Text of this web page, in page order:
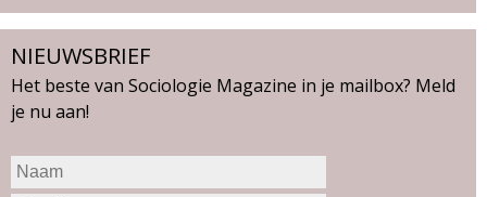
NIEUWSBRIEF
Het beste van Sociologie Magazine in je mailbox? Meld
je nu aan!